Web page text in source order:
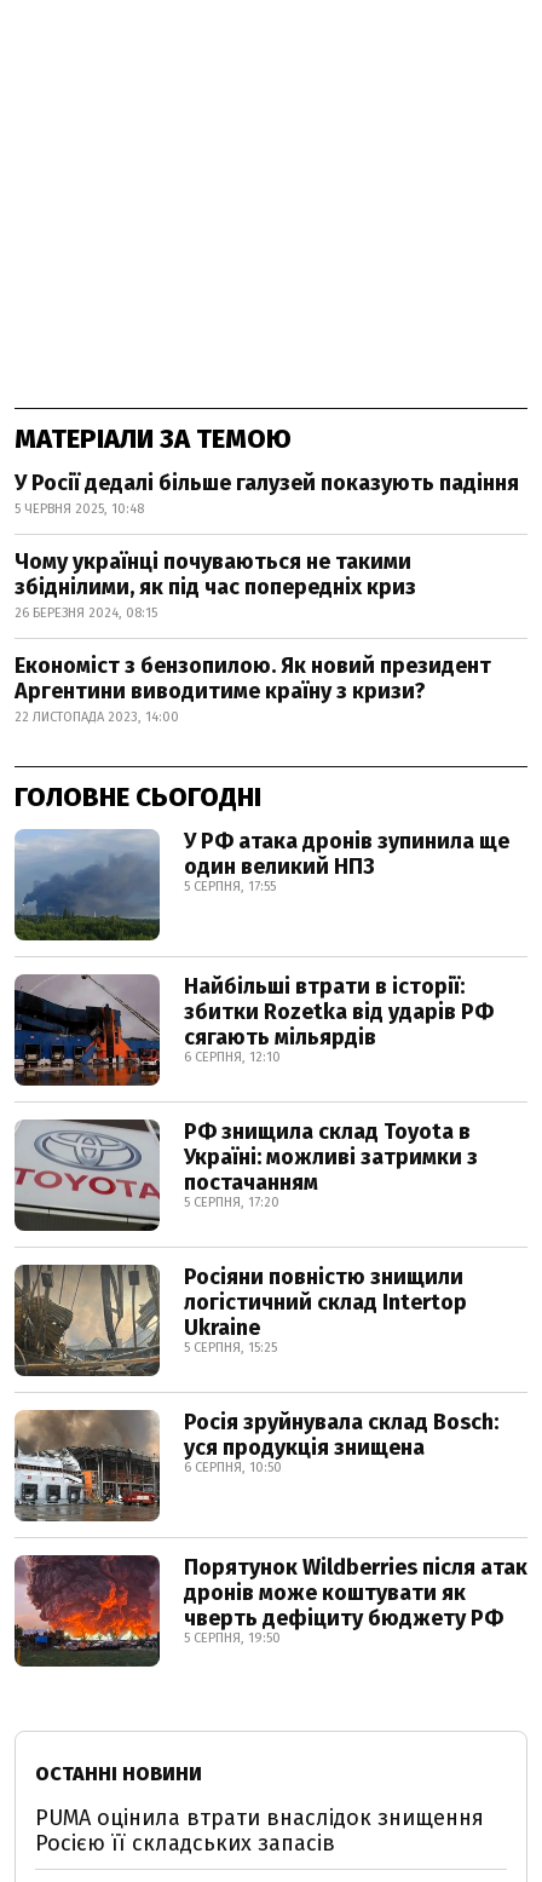
МАТЕРІАЛИ ЗА ТЕМОЮ
У Росії дедалі більше галузей показують падіння
5 ЧЕРВНЯ 2025, 10:48
Чому українці почуваються не такими
збіднілими, як під час попередніх криз
26 БЕРЕЗНЯ 2024, 08:15
Економіст з бензопилою. Як новий президент
Аргентини виводитиме країну з кризи?
22 ЛИСТОПАДА 2023, 14:00
ГОЛОВНЕ СЬОГОДНІ
У РФ атака дронів зупинила ще
один великий НПЗ
5 СЕРПНЯ, 17:55
Найбільші втрати в історії:
збитки Rozetka від ударів РФ
сягають мільярдів
6 СЕРПНЯ, 12:10
РФ знищила склад Toyota в
Україні: можливі затримки з
постачанням
5 СЕРПНЯ, 17:20
Росіяни повністю знищили
логістичний склад Intertop
Ukraine
5 СЕРПНЯ, 15:25
Росія зруйнувала склад Bosch:
уся продукція знищена
6 СЕРПНЯ, 10:50
Порятунок Wildberries після атак
дронів може коштувати як
чверть дефіциту бюджету РФ
5 СЕРПНЯ, 19:50
ОСТАННІ НОВИНИ
PUMA оцінила втрати внаслідок знищення
Росією її складських запасів